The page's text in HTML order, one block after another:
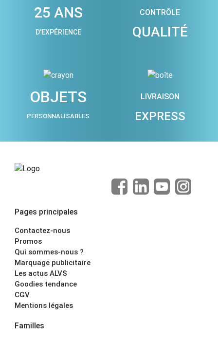
25 ANS
D'EXPÉRIENCE
CONTRÔLE
QUALITÉ
OBJETS
PERSONNALISABLES
LIVRAISON
EXPRESS
Pages principales
Contactez-nous
Promos
Qui sommes-nous ?
Marquage publicitaire
Les actus ALVS
Goodies tendance
CGV
Mentions légales
Familles